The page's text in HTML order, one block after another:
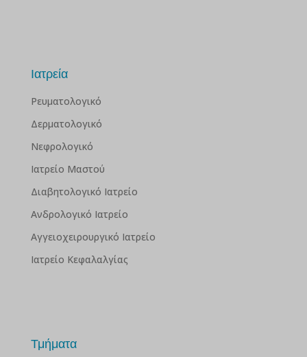
Ιατρεία
Ρευματολογικό
Δερματολογικό
Νεφρολογικό
Ιατρείο Μαστού
Διαβητολογικό Ιατρείο
Ανδρολογικό Ιατρείο
Αγγειοχειρουργικό Ιατρείο
Ιατρείο Κεφαλαλγίας
Τμήματα